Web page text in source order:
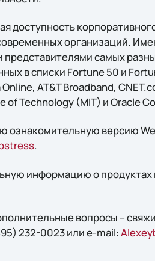
доступность
организаций.
самых
в списки Fortune 50 и
AT&T Broadband,
Technology (MIT) и Oracle
ознакомительную версию
.
информацию о
вопросы –
232-0023 или e-mail: